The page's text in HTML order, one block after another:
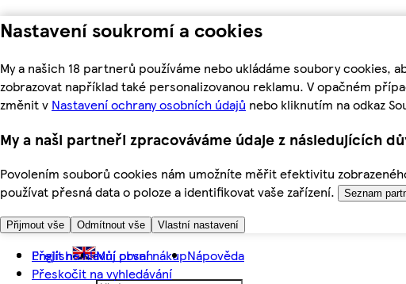
Nastavení soukromí a cookies
My a našich 18 partnerů používáme nebo ukládáme soubory
zobrazovat například také personalizovanou reklamu. V opačném
změnit v Nastavení ochrany osobních údajů nebo kliknutím na odkaz
My a naši partneři zpracováváme údaje z následujících
Povolením souborů cookies nám umožníte měřit efektivitu
používat přesná data o poloze a identifikovat vaše zařízení.
Seznam
Přijmout vše Odmítnout vše Vlastní nastavení
Přejít na hlavní obsah
Přeskočit na vyhledávání
English Můj první nákupNápověda